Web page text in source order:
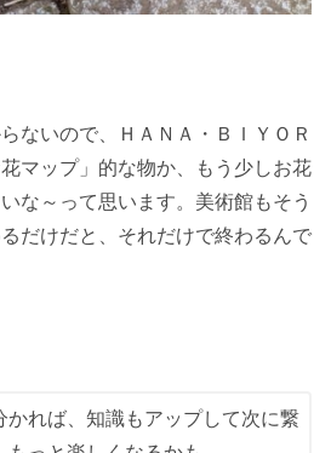
ないので、ＨＡＮＡ・ＢＩＹＯＲ
マップ」的な物か、もう少しお花
な～って思います。美術館もそう
だけだと、それだけで終わるんで
かれば、知識もアップして次に繋